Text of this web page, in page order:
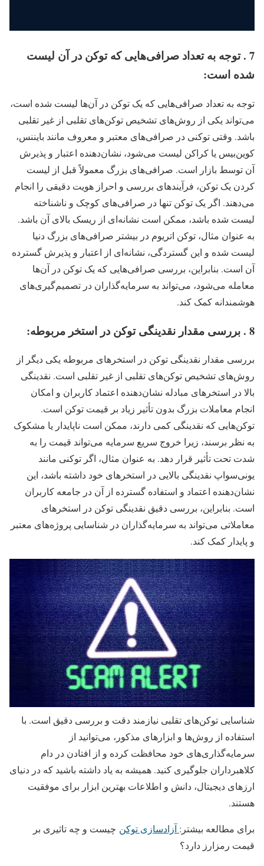
7 . توجه به تعداد صرافی‌هایی که توکن در آن لیست
شده است:
توجه به تعداد صرافی‌هایی که یک توکن در آن‌ها لیست شده است،
می‌تواند یکی از روش‌های تشخیص توکن‌های تقلبی از غیر تقلبی
باشد. وقتی توکنی در صرافی‌های معتبر و معروف مانند بایننس،
کوین‌بیس یا کراکن لیست می‌شود، نشان‌دهنده اعتبار و پذیرش
آن توسط بازار است. صرافی‌های بزرگ معمولاً قبل از لیست
کردن یک توکن، فرآیندهای بررسی و احراز هویت دقیقی را انجام
می‌دهند. اگر یک توکن تنها در صرافی‌های کوچک و ناشناخته
لیست شده باشد، ممکن است نشانه‌ای از ریسک بالای آن باشد.
به عنوان مثال، توکن اتریوم در بیشتر صرافی‌های بزرگ دنیا
لیست شده و این گستردگی، نشانه‌ای از اعتبار و پذیرش گسترده
آن است. بنابراین، بررسی صرافی‌هایی که یک توکن در آن‌ها
معامله می‌شود، می‌تواند به سرمایه‌گذاران در تصمیم‌گیری‌های
هوشمندانه کمک کند.
8 . بررسی مقدار نقدینگی توکن در استخر مربوطه:
بررسی مقدار نقدینگی توکن در استخرهای مربوطه یکی دیگر از
روش‌های تشخیص توکن‌های تقلبی از غیر تقلبی است. نقدینگی
بالا در استخرهای مبادله نشان‌دهنده اعتماد کاربران و امکان
انجام معاملات بزرگ بدون تأثیر زیاد بر قیمت توکن است.
توکن‌هایی که نقدینگی کمی دارند، ممکن است ناپایدار یا مشکوک
به نظر برسند، زیرا خروج سریع سرمایه می‌تواند قیمت را به
شدت تحت تأثیر قرار دهد. به عنوان مثال، اگر توکنی مانند
یونی‌سواپ نقدینگی بالایی در استخرهای خود داشته باشد، این
نشان‌دهنده اعتماد و استفاده گسترده از آن در جامعه کاربران
است. بنابراین، بررسی دقیق نقدینگی توکن در استخرهای
معاملاتی می‌تواند به سرمایه‌گذاران در شناسایی پروژه‌های معتبر
و پایدار کمک کند.
شناسایی توکن‌های تقلبی نیازمند دقت و بررسی دقیق است. با
استفاده از روش‌ها و ابزارهای مذکور، می‌توانید از
سرمایه‌گذاری‌های خود محافظت کرده و از افتادن در دام
کلاهبرداران جلوگیری کنید. همیشه به یاد داشته باشید که در دنیای
ارزهای دیجیتال، دانش و اطلاعات بهترین ابزار برای موفقیت
هستند.
برای مطالعه بیشتر: آزادسازی توکن چیست و چه تاثیری بر
قیمت رمزارز دارد؟